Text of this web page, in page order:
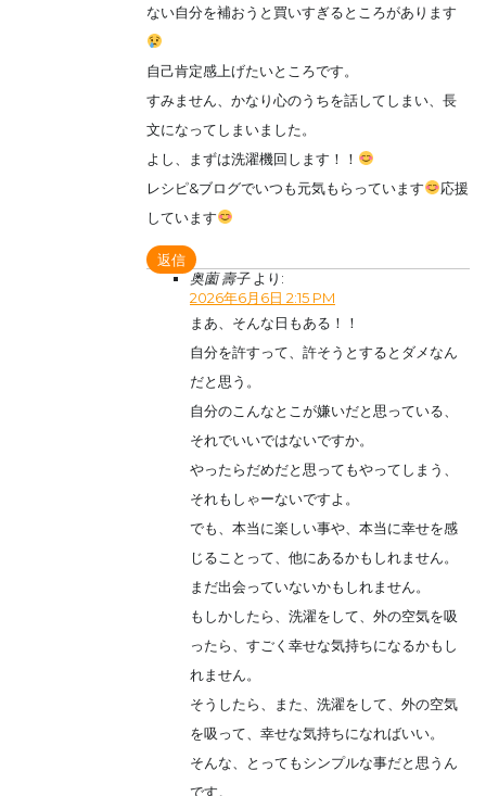
ない自分を補おうと買いすぎるところがあります
自己肯定感上げたいところです。
すみません、かなり心のうちを話してしまい、長
文になってしまいました。
よし、まずは洗濯機回します！！
レシピ&ブログでいつも元気もらっています
応援
しています
返信
奥薗 壽子 より:
2026年6月6日 2:15 PM
まあ、そんな日もある！！
自分を許すって、許そうとするとダメなん
だと思う。
自分のこんなとこが嫌いだと思っている、
それでいいではないですか。
やったらだめだと思ってもやってしまう、
それもしゃーないですよ。
でも、本当に楽しい事や、本当に幸せを感
じることって、他にあるかもしれません。
まだ出会っていないかもしれません。
もしかしたら、洗濯をして、外の空気を吸
ったら、すごく幸せな気持ちになるかもし
れません。
そうしたら、また、洗濯をして、外の空気
を吸って、幸せな気持ちになればいい。
そんな、とってもシンプルな事だと思うん
です。